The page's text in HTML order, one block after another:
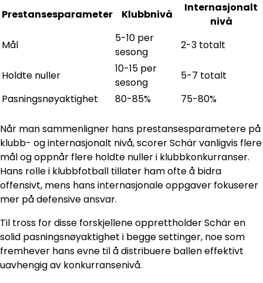
Prestansesparameter Klubbnivå
Internasjonalt
nivå
Mål
5-10 per
sesong
2-3 totalt
Holdte nuller
10-15 per
sesong
5-7 totalt
Pasningsnøyaktighet
80-85% 75-80%
Når man sammenligner hans prestansesparametere på
klubb- og internasjonalt nivå, scorer Schär vanligvis flere
mål og oppnår flere holdte nuller i klubbkonkurranser.
Hans rolle i klubbfotball tillater ham ofte å bidra
offensivt, mens hans internasjonale oppgaver fokuserer
mer på defensive ansvar.
Til tross for disse forskjellene opprettholder Schär en
solid pasningsnøyaktighet i begge settinger, noe som
fremhever hans evne til å distribuere ballen effektivt
uavhengig av konkurransenivå.